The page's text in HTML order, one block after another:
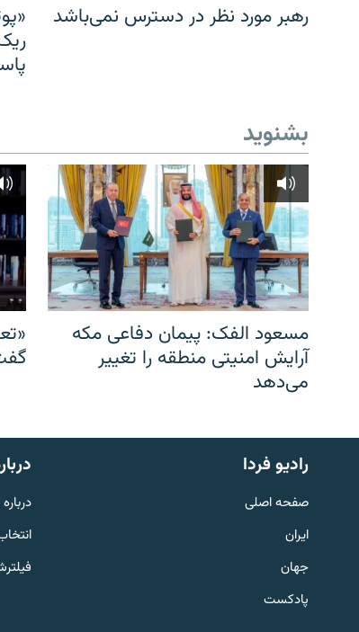
English
به ما بپیوندید
رهبر مورد نظر در دسترس نمی‌باشد
بشنوید
مسعود الفک: پیمان دفاعی مکه
آرایش امنیتی منطقه را تغییر
می‌دهد
رادیو فردا
صفحه اصلی
ایران
جهان
پادکست